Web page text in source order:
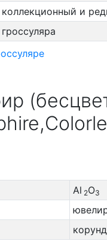
коллекционный и
гроссуляра
Al 2O3